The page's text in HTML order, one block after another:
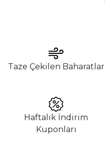
Taze Çekilen Baharatlar
Haftalık İndirim
Kuponları